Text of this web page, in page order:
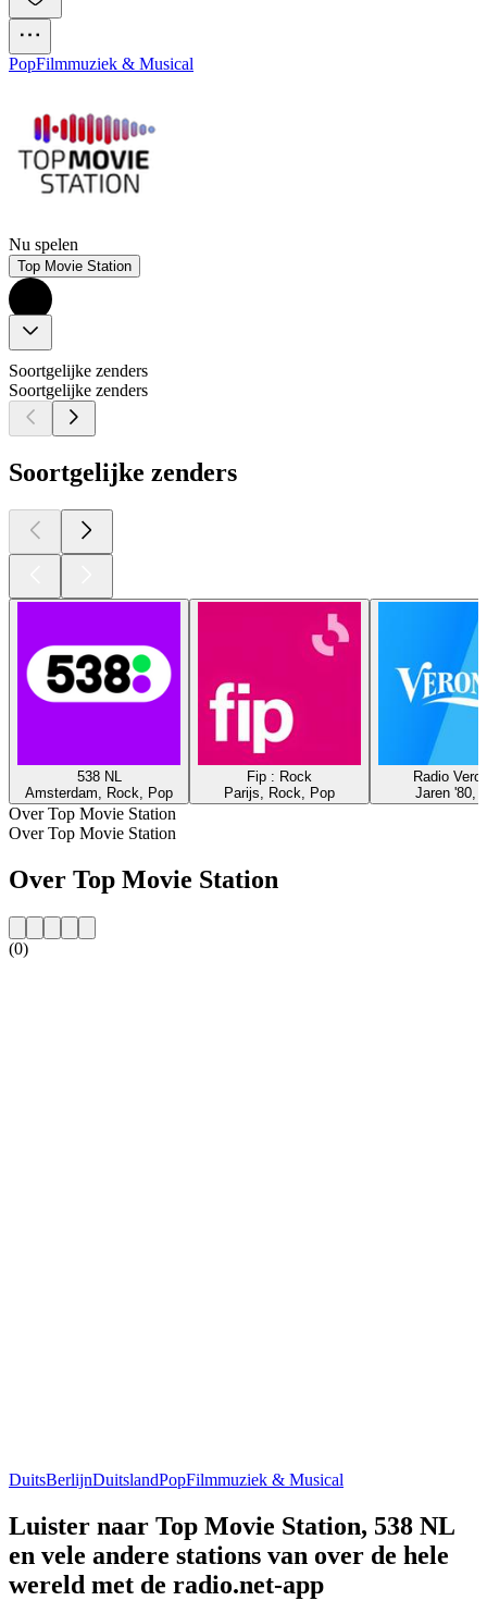
PopFilmmuziek & Musical
Nu spelen
Top Movie Station
Soortgelijke zenders
Soortgelijke zenders
Soortgelijke zenders
538 NL
Amsterdam, Rock, Pop
Fip : Rock
Parijs, Rock, Pop
Radio
Jaren '80,
Over Top Movie Station
Over Top Movie Station
Over Top Movie Station
(0)
DuitsBerlijnDuitslandPopFilmmuziek & Musical
Luister naar Top Movie Station, 538 NL
en vele andere stations van over de hele
wereld met de radio.net-app